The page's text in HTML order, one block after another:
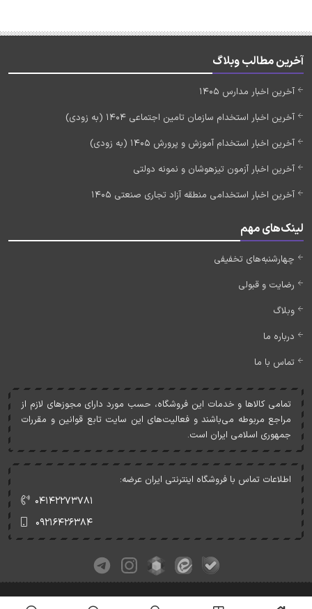
آخرین مطالب وبلاگ
آخرین اخبار مدارس 1405
آخرین اخبار استخدام سازمان تامین اجتماعی 1404 (به زودی)
آخرین اخبار استخدام آموزش و پرورش 1405 (به زودی)
آخرین اخبار آزمون تیزهوشان و نمونه دولتی
آخرین اخبار استخدامی منطقه آزاد تجاری صنعتی 1405
لینک‌های مهم
چهارشنبه‌های تخفیفی
رضایت و قبولی
وبلاگ
درباره ما
تماس با ما
تمامی کالاها و خدمات اين فروشگاه، حسب مورد دارای مجوزهای لازم از
مراجع مربوطه می‌باشند و فعاليت‌های اين سايت تابع قوانين و مقررات
جمهوری اسلامی ايران است.
اطلاعات تماس با فروشگاه اینترنتی ایران عرضه:
۰۴۱۴۲۲۷۳۷۸۱
۰۹۲۱۶۴۲۶۳۸۴
کلیه حقوق این وبسایت متعلق به ایران عرضه می‌باشد.